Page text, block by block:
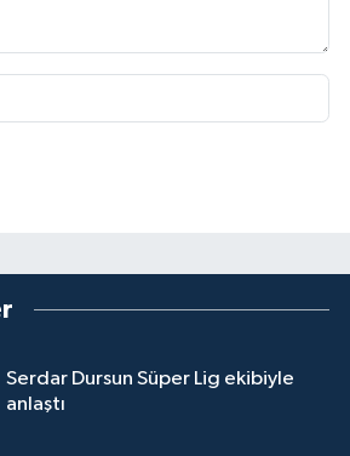
Serdar Dursun Süper Lig ekibiyle
anlaştı